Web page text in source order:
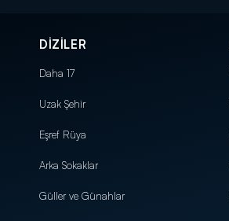
DİZİLER
Daha 17
Uzak Şehir
Eşref Rüya
Arka Sokaklar
Güller ve Günahlar